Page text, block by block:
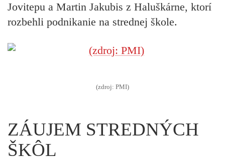
Jovitepu a Martin Jakubis z Haluškárne, ktorí
rozbehli podnikanie na strednej škole.
(zdroj: PMI)
ZÁUJEM STREDNÝCH
ŠKÔL